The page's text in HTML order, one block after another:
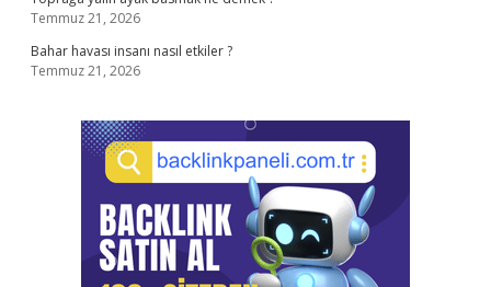
Temmuz 21, 2026
Bahar havası insanı nasıl etkiler ?
Temmuz 21, 2026